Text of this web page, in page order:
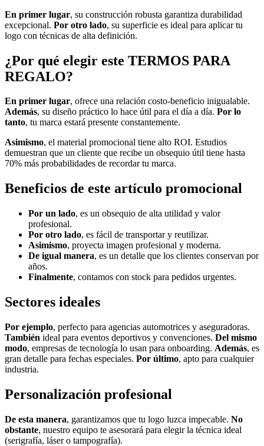
En primer lugar, su construcción robusta garantiza durabilidad
excepcional. Por otro lado, su superficie es ideal para aplicar tu
logo con técnicas de alta definición.
¿Por qué elegir este TERMOS PARA
REGALO?
En primer lugar, ofrece una relación costo-beneficio inigualable.
Además, su diseño práctico lo hace útil para el día a día. Por lo
tanto, tu marca estará presente constantemente.
Asimismo, el material promocional tiene alto ROI. Estudios
demuestran que un cliente que recibe un obsequio útil tiene hasta
70% más probabilidades de recordar tu marca.
Beneficios de este artículo promocional
Por un lado, es un obsequio de alta utilidad y valor
profesional.
Por otro lado, es fácil de transportar y reutilizar.
Asimismo, proyecta imagen profesional y moderna.
De igual manera, es un detalle que los clientes conservan por
años.
Finalmente, contamos con stock para pedidos urgentes.
Sectores ideales
Por ejemplo, perfecto para agencias automotrices y aseguradoras.
También ideal para eventos deportivos y convenciones. Del mismo
modo, empresas de tecnología lo usan para onboarding. Además, es
gran detalle para fechas especiales. Por último, apto para cualquier
industria.
Personalización profesional
De esta manera, garantizamos que tu logo luzca impecable. No
obstante, nuestro equipo te asesorará para elegir la técnica ideal
(serigrafía, láser o tampografía).